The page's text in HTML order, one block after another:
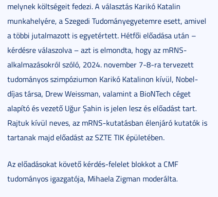
melynek költségeit fedezi. A választás Karikó Katalin
munkahelyére, a Szegedi Tudományegyetemre esett, amivel
a többi jutalmazott is egyetértett. Hétfői előadása után –
kérdésre válaszolva – azt is elmondta, hogy az mRNS-
alkalmazásokról szóló, 2024. november 7-8-ra tervezett
tudományos szimpóziumon Karikó Katalinon kívül, Nobel-
díjas társa, Drew Weissman, valamint a BioNTech céget
alapító és vezető Uğur Şahin is jelen lesz és előadást tart.
Rajtuk kívül neves, az mRNS-kutatásban élenjáró kutatók is
tartanak majd előadást az SZTE TIK épületében.
Az előadásokat követő kérdés-felelet blokkot a CMF
tudományos igazgatója, Mihaela Zigman moderálta.